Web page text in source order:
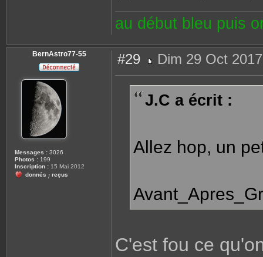
au début bleu puis
BernAstro77-55
Messages : 3026
Photos : 199
Inscription : 15 Mai 2012
donnés / reçus
#29
e
g
Dim 29 Oct
J.C a écrit :
Allez hop, un
C'est fou ce